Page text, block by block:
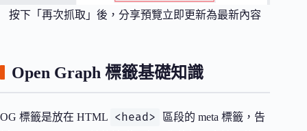
按下「再次抓取」後，分享預覽立即更新為最新內容
Open Graph 標籤基礎知識
OG 標籤是放在 HTML <head>
區段的 meta 標籤，告